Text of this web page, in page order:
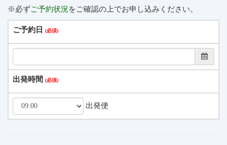
※必ずご予約状況 をご確認の上でお申し込みください。
ご予約日
出発時間
出発便